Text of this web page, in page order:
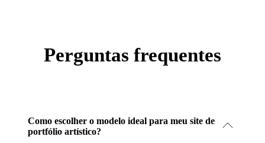
Perguntas frequentes
Como escolher o modelo ideal para meu site de
portfólio artístico?